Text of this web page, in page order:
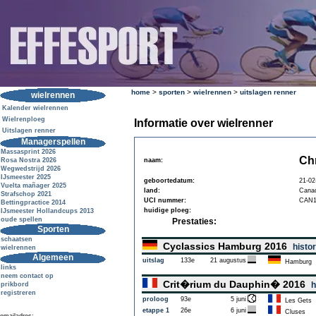
wielrennen
Kalender wielrennen
Wielrenploeg
Uitslagen renner
Managerspellen
Massasprint 2026
Rosa Nostra 2026
Wegwedstrijd 2026
IJsmeester 2025
Vuelta mañager 2025
Strafschop 2021
Bettingpractice 2014
IJsmeester Hollandcups 2013
oude spellen
Sporten
schaatsen
wielrennen
Algemeen
links
neem contact op
prikbord
registreren
home > sporten > wielrennen > uitslagen renner
Informatie over wielrenner
naam:
geboortedatum:
21-
land:
UCI nummer:
huidige ploeg:
Prestaties:
Cyclassics Hamburg 2016
uitslag 133e 21 augustus Hamburg
Crit�rium du Dauphin� 2016
proloog 93e 5 juni
Les Gets
etappe 1
26e 6 juni
Cluses